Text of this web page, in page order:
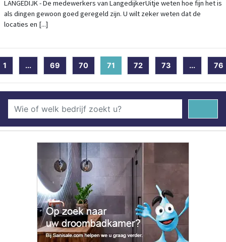
SMOOTHIE BIJ LANGEDIJKERUITJE
LANGEDIJK - De medewerkers van LangedijkerUitje weten hoe fijn het is
als dingen gewoon goed geregeld zijn. U wilt zeker weten dat de
locaties en [...]
1 ... 69 70 71 (current)
72 73 ... 76